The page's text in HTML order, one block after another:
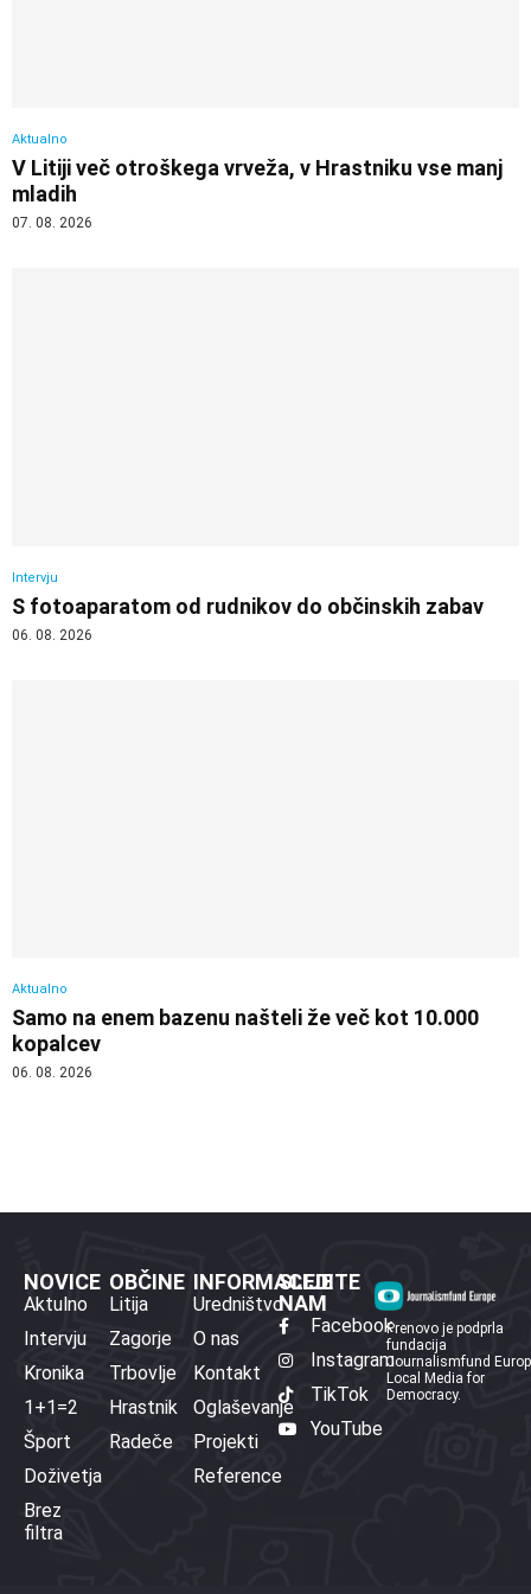
Aktualno
V Litiji več otroškega vrveža, v Hrastniku vse manj
mladih
07. 08. 2026
Intervju
S fotoaparatom od rudnikov do občinskih zabav
06. 08. 2026
Aktualno
Samo na enem bazenu našteli že več kot 10.000
kopalcev
06. 08. 2026
NOVICE
Aktulno
Intervju
Kronika
1+1=2
Šport
Doživetja
Brez
filtra
OBČINE
Litija
Zagorje
Trbovlje
Hrastnik
Radeče
INFORMACIJE
Uredništvo
O nas
Kontakt
Oglaševanje
Projekti
Reference
SLEDITE
NAM
Facebook
Instagram
TikTok
YouTube
Prenovo je podprla
fundacija
Journalismfund
Local Media for
Democracy.